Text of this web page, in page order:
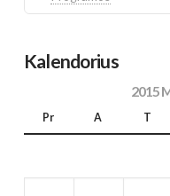
Kalendorius
2015
Pr A T